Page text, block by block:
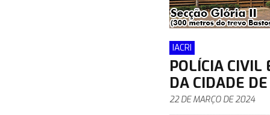
IACRI
POLÍCIA CIVIL
DA CIDADE
22 DE MARÇO DE 2024